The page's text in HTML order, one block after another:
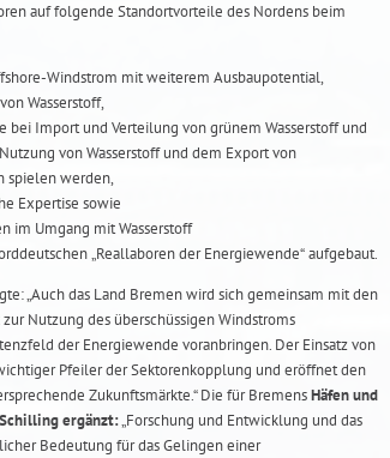
auf folgende Standortvorteile des Nordens beim
Windstrom mit weiterem Ausbaupotential,
Wasserstoff,
Import und Verteilung von grünem Wasserstoff und
von Wasserstoff und dem Export von
spielen werden,
Expertise sowie
im Umgang mit Wasserstoff
„Reallaboren der Energiewende“ aufgebaut.
„Auch das Land Bremen wird sich gemeinsam mit den
Nutzung des überschüssigen Windstroms
der Energiewende voranbringen. Der Einsatz von
Pfeiler der Sektorenkopplung und eröffnet den
Zukunftsmärkte.“ Die für BremensHäfen und
ergänzt:„Forschung und Entwicklung und das
Bedeutung für das Gelingen einer